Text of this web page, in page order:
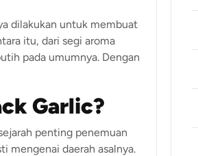
dilakukan untuk membuat
itu, dari segi aroma
pada umumnya. Dengan
Garlic?
penting penemuan
mengenai daerah asalnya.